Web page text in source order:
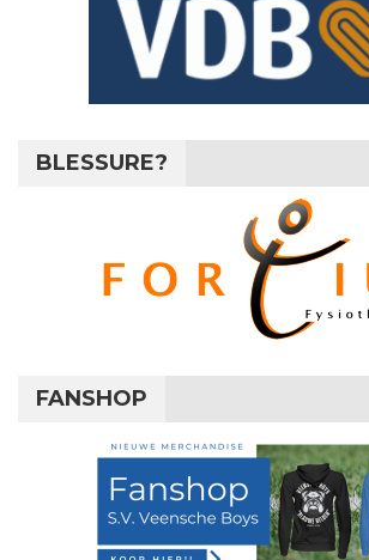
BLESSURE?
FANSHOP